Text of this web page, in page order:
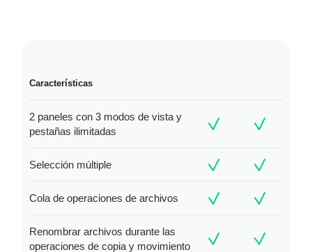
Características
2 paneles con 3 modos de vista y
pestañas ilimitadas
Selección múltiple
Cola de operaciones de archivos
Renombrar archivos durante las
operaciones de copia y movimiento